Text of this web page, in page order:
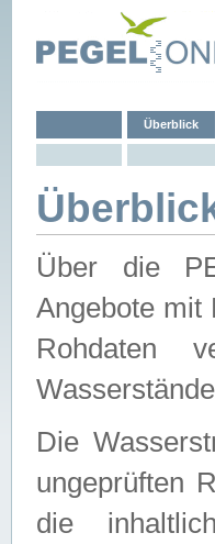
Überblick
Über die
Angebote mit
Rohdaten
Die
ungeprüften
die